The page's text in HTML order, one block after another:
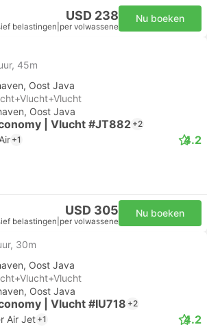
USD 238
belastingen per volwassene
Nu boeken
45m
Oost Java
Oost Java
| Vlucht #JT882+2
+1 4.2
USD 305
belastingen per volwassene
Nu boeken
30m
Oost Java
Oost Java
| Vlucht #IU718 +2
Air Jet+1 4.2